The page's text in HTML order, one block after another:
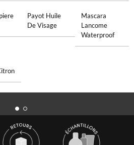
Payot Huile
De Visage
Mascara
Lancome
Waterproof